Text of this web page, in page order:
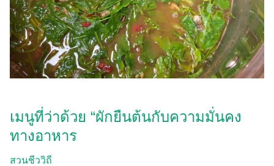
เมนูที่ว่าด้วย “ผักยืนต้นกับความมั่นคง
ทางอาหาร
สวนชีววิถี